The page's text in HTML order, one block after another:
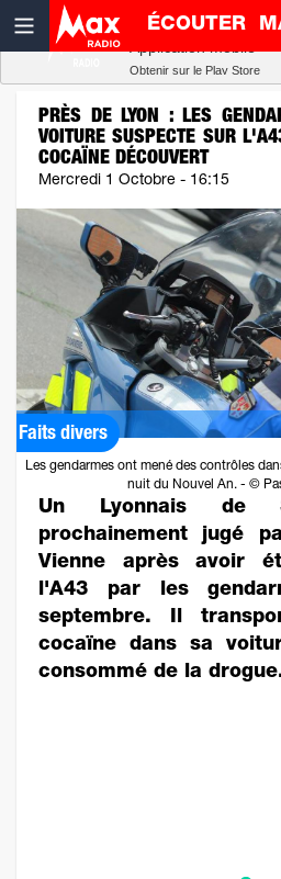
ÉCOUTER
PRÈS DE LYON : LES
VOITURE SUSPECTE SUR
COCAÏNE DÉCOUVERT
Mercredi 1 Octobre - 16:15
Faits divers
Les gendarmes ont mené des contrôles
nuit du Nouvel An. - ©
Un Lyonnais de
prochainement jugé
Vienne après avoir
l'A43 par les
septembre. Il
cocaïne dans sa
consommé de la
Radio SCOOP
Obtenir sur le Play Store